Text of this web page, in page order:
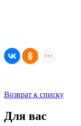
Возврат к списку
Для вас